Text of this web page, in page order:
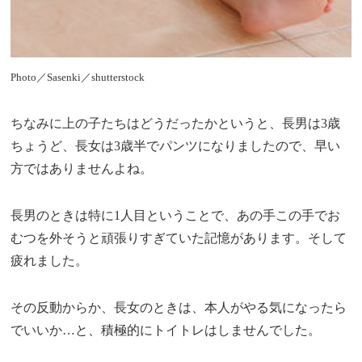
Photo／Sasenki／shutterstock
ちなみに上の子たちはどうだったかというと、長男は3歳
ちょうど、長女は3歳半でパンツになりましたので、早い
方ではありませんよね。
長男のときは特に1人目ということで、あの手この手でお
むつを外そうと頑張りすぎていた記憶があります。そして
疲れました。
その反動からか、長女のときは、本人がやる気になったら
でいいか…と、積極的にトイトレはしませんでした。